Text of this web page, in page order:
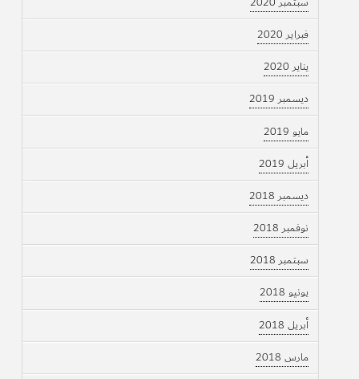
فبراير 2020
يناير 2020
ديسمبر 2019
مايو 2019
أبريل 2019
ديسمبر 2018
نوفمبر 2018
سبتمبر 2018
يونيو 2018
أبريل 2018
مارس 2018